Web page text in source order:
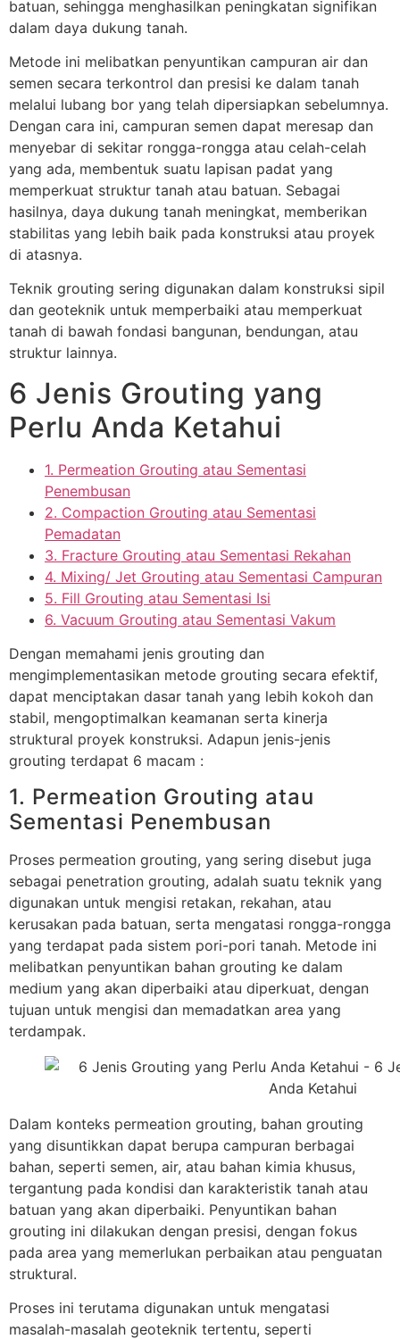
batuan, sehingga menghasilkan peningkatan signifikan
dalam daya dukung tanah.
Metode ini melibatkan penyuntikan campuran air dan
semen secara terkontrol dan presisi ke dalam tanah
melalui lubang bor yang telah dipersiapkan sebelumnya.
Dengan cara ini, campuran semen dapat meresap dan
menyebar di sekitar rongga-rongga atau celah-celah
yang ada, membentuk suatu lapisan padat yang
memperkuat struktur tanah atau batuan. Sebagai
hasilnya, daya dukung tanah meningkat, memberikan
stabilitas yang lebih baik pada konstruksi atau proyek
di atasnya.
Teknik grouting sering digunakan dalam konstruksi sipil
dan geoteknik untuk memperbaiki atau memperkuat
tanah di bawah fondasi bangunan, bendungan, atau
struktur lainnya.
6 Jenis Grouting yang
Perlu Anda Ketahui
1. Permeation Grouting atau Sementasi
Penembusan
2. Compaction Grouting atau Sementasi
Pemadatan
3. Fracture Grouting atau Sementasi Rekahan
4. Mixing/ Jet Grouting atau Sementasi Campuran
5. Fill Grouting atau Sementasi Isi
6. Vacuum Grouting atau Sementasi Vakum
Dengan memahami jenis grouting dan
mengimplementasikan metode grouting secara efektif,
dapat menciptakan dasar tanah yang lebih kokoh dan
stabil, mengoptimalkan keamanan serta kinerja
struktural proyek konstruksi. Adapun jenis-jenis
grouting terdapat 6 macam :
1. Permeation Grouting atau
Sementasi Penembusan
Proses permeation grouting, yang sering disebut juga
sebagai penetration grouting, adalah suatu teknik yang
digunakan untuk mengisi retakan, rekahan, atau
kerusakan pada batuan, serta mengatasi rongga-rongga
yang terdapat pada sistem pori-pori tanah. Metode ini
melibatkan penyuntikan bahan grouting ke dalam
medium yang akan diperbaiki atau diperkuat, dengan
tujuan untuk mengisi dan memadatkan area yang
terdampak.
Dalam konteks permeation grouting, bahan grouting
yang disuntikkan dapat berupa campuran berbagai
bahan, seperti semen, air, atau bahan kimia khusus,
tergantung pada kondisi dan karakteristik tanah atau
batuan yang akan diperbaiki. Penyuntikan bahan
grouting ini dilakukan dengan presisi, dengan fokus
pada area yang memerlukan perbaikan atau penguatan
struktural.
Proses ini terutama digunakan untuk mengatasi
masalah-masalah geoteknik tertentu, seperti